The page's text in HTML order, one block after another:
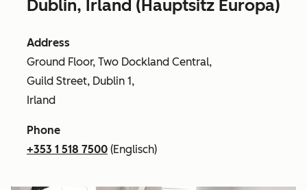
Dublin, Irland (Hauptsitz Europa)
Address
Ground Floor, Two Dockland Central,
Guild Street, Dublin 1,
Irland
Phone
+353 1 518 7500 (Englisch)